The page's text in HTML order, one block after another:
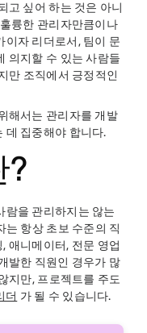
고 싶어 하는 것은 아니
륭한 관리자만큼이나
이자 리더로서, 팀이 문
의지할 수 있는 사람들
만 조직에서 긍정적인
해서는 관리자를 개발
데 집중해야 합니다.
?
람을 관리하지는 않는
는 항상 초보 수준의 직
애니메이터, 전문 영업
발한 직원인 경우가 많
지만, 프로젝트를 주도
더 가 될 수 있습니다.